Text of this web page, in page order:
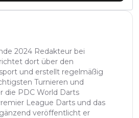
2024 Redakteur bei
dort über den
und erstellt regelmäßig
Turnieren und
die PDC World Darts
League Darts und das
veröffentlicht er